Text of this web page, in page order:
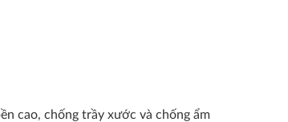
cao, chống trầy xước và chống ẩm